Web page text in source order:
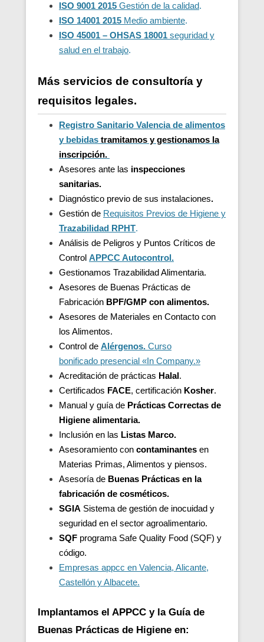
ISO 9001 2015 Gestión de la calidad.
ISO 14001 2015 Medio ambiente.
ISO 45001 – OHSAS 18001 seguridad y
salud en el trabajo.
Más servicios de consultoría y
requisitos legales.
Registro Sanitario Valencia de alimentos
y bebidas tramitamos y gestionamos la
inscripción.
Asesores ante las inspecciones
sanitarias.
Diagnóstico previo de sus instalaciones.
Gestión de Requisitos Previos de Higiene y
Trazabilidad RPHT.
Análisis de Peligros y Puntos Críticos de
Control APPCC Autocontrol.
Gestionamos Trazabilidad Alimentaria.
Asesores de Buenas Prácticas de
Fabricación BPF/GMP con alimentos.
Asesores de Materiales en Contacto con
los Alimentos.
Control de Alérgenos. Curso
bonificado presencial «In Company.»
Acreditación de prácticas Halal.
Certificados FACE, certificación Kosher.
Manual y guía de Prácticas Correctas de
Higiene alimentaria.
Inclusión en las Listas Marco.
Asesoramiento con contaminantes en
Materias Primas, Alimentos y piensos.
Asesoría de Buenas Prácticas en la
fabricación de cosméticos.
SGIA Sistema de gestión de inocuidad y
seguridad en el sector agroalimentario.
SQF programa Safe Quality Food (SQF) y
código.
Empresas appcc en Valencia, Alicante,
Castellón y Albacete.
Implantamos el APPCC y la Guía de
Buenas Prácticas de Higiene en: